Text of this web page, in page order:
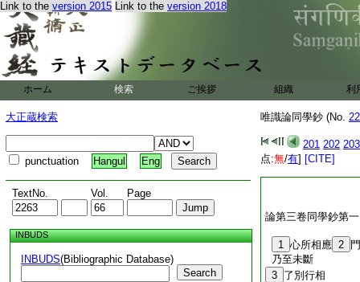
Link to the version 2015 Link to the version 2018
ホーム 検索 ご挨拶 組織 利
大正蔵検索
punctuation Hangul Eng
TextNo. Vol. Page
INBUDS
INBUDS(Bibliographic Database)
Search
唯識論同學鈔 (No.
201 202 203
点:無/有] [CITE]
論第三卷同學鈔第
1 心所相應 2
門
乃至未斷
3 了別行相